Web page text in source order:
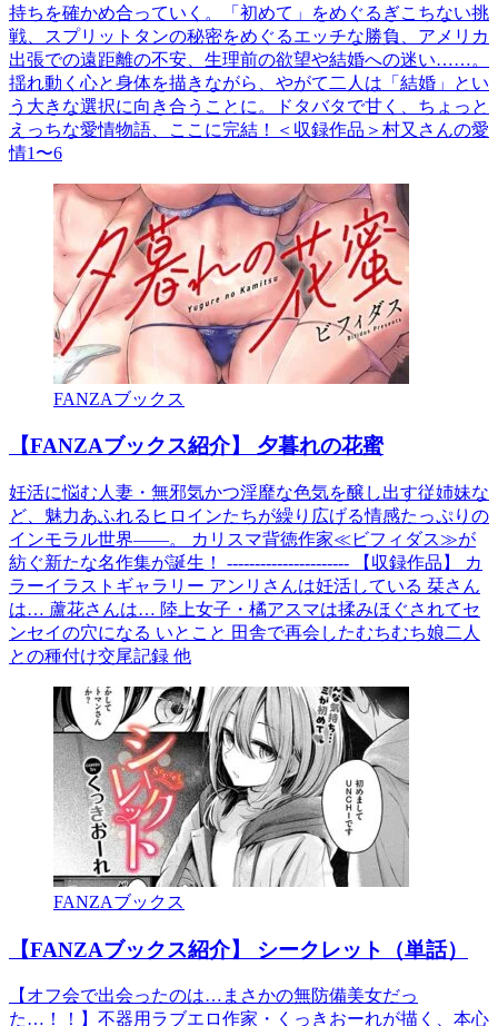
持ちを確かめ合っていく。「初めて」をめぐるぎこちない挑
戦、スプリットタンの秘密をめぐるエッチな勝負、アメリカ
出張での遠距離の不安、生理前の欲望や結婚への迷い……。
揺れ動く心と身体を描きながら、やがて二人は「結婚」とい
う大きな選択に向き合うことに。ドタバタで甘く、ちょっと
えっちな愛情物語、ここに完結！＜収録作品＞村又さんの愛
情1〜6
FANZAブックス
【FANZAブックス紹介】 夕暮れの花蜜
妊活に悩む人妻・無邪気かつ淫靡な色気を醸し出す従姉妹な
ど、魅力あふれるヒロインたちが繰り広げる情感たっぷりの
インモラル世界――。 カリスマ背徳作家≪ビフィダス≫が
紡ぐ新たな名作集が誕生！ ---------------------- 【収録作品】 カ
ラーイラストギャラリー アンリさんは妊活している 栞さん
は… 蘆花さんは… 陸上女子・橘アスマは揉みほぐされてセ
ンセイの穴になる いとこと 田舎で再会したむちむち娘二人
との種付け交尾記録 他
FANZAブックス
【FANZAブックス紹介】 シークレット（単話）
【オフ会で出会ったのは…まさかの無防備美女だっ
た…！！】不器用ラブエロ作家・くっきおーれが描く、本心